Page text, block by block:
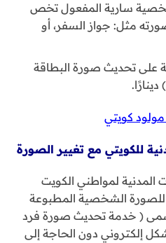
سارية المفعول تخص
مثل: جواز السفر، أو
على تحديث صورة البطاقة
كويتي
للكويتي مع تغيير الصورة
المدنية لمواطني الكويت
للصورة الشخصية المطبوعة
( خدمة تحديث صورة فرد
إلكتروني دون الحاجة إلى